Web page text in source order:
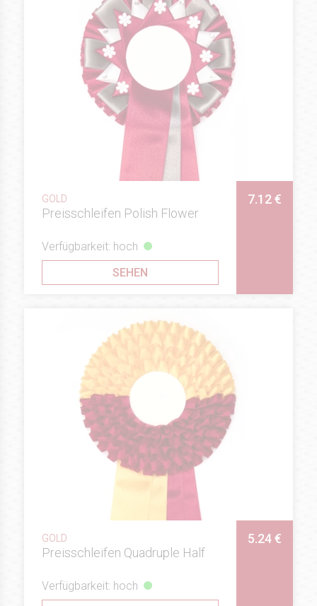
GOLD
Preisschleifen Polish Flower
7.12 €
Verfügbarkeit: hoch
SEHEN
GOLD
Preisschleifen Quadruple Half
5.24 €
Verfügbarkeit: hoch